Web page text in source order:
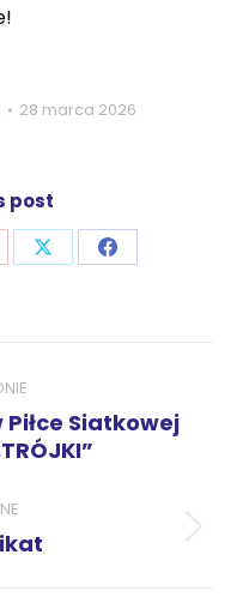
28 marca 2026
post
UdostępnijUdostępnij
Piłce Siatkowej